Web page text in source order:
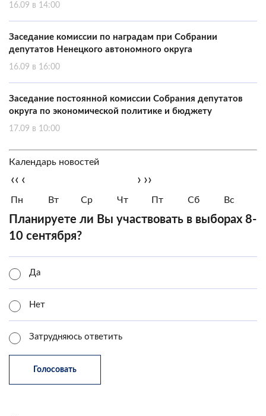
16.09 в 14:00
Заседание комиссии по наградам при Собрании
депутатов Ненецкого автономного округа
16.09 в 16:00
Заседание постоянной комиссии Собрания депутатов
округа по экономической политике и бюджету
17.09 в 10:00
Календарь новостей
‹‹ ‹ › ››
Пн Вт Ср Чт Пт Сб Вс
Планируете ли Вы участвовать в выборах 8-
10 сентября?
Да
Нет
Затрудняюсь ответить